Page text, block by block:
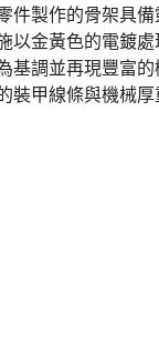
件製作的骨架具
以金黃色的電鍍
基調並再現豐富
裝甲線條與機械厚